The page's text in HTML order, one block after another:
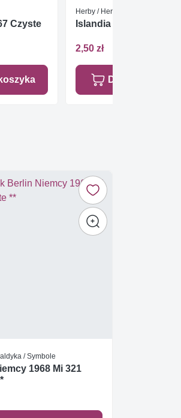
Czyste
Herby / Heraldyka / Symbole
Islandia 1972 Mi 463
2,50 zł
Dodaj do
/ Symbole
1968 Mi 321